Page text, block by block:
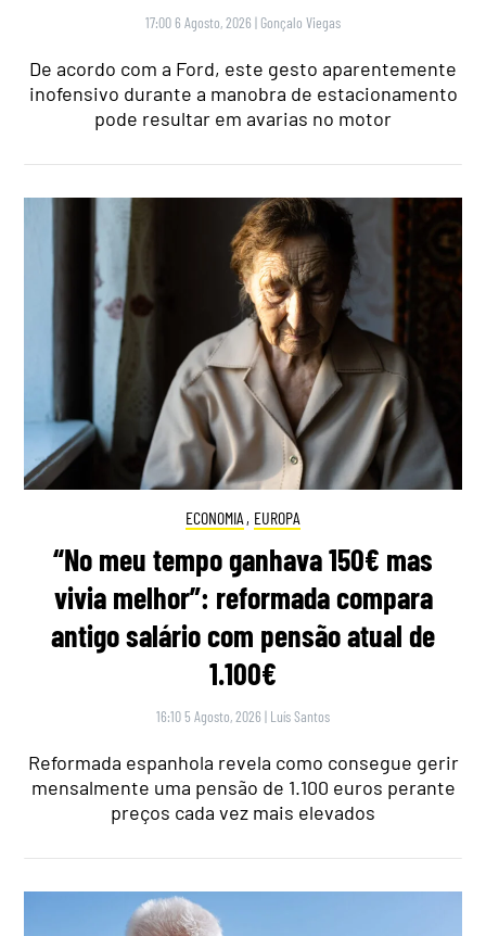
17:00 6 Agosto, 2026 | Gonçalo Viegas
De acordo com a Ford, este gesto aparentemente
inofensivo durante a manobra de estacionamento
pode resultar em avarias no motor
ECONOMIA , EUROPA
“No meu tempo ganhava 150€ mas
vivia melhor”: reformada compara
antigo salário com pensão atual de
1.100€
16:10 5 Agosto, 2026 | Luís Santos
Reformada espanhola revela como consegue gerir
mensalmente uma pensão de 1.100 euros perante
preços cada vez mais elevados